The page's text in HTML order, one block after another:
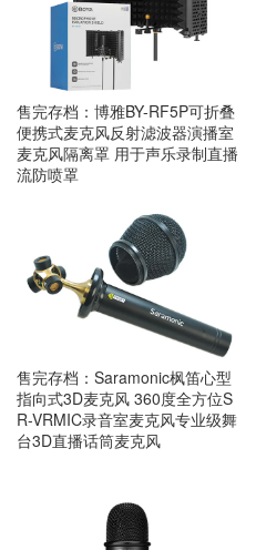
售完存档：博雅BY-RF5P可折叠
便携式麦克风反射滤波器演播室
麦克风隔离罩 用于声乐录制直播
流防喷罩
售完存档：Saramonic枫笛心型
指向式3D麦克风 360度全方位S
R-VRMIC录音室麦克风专业级舞
台3D直播话筒麦克风